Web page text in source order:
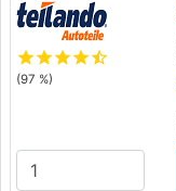
starstarstarstarstar_half
(97 %)